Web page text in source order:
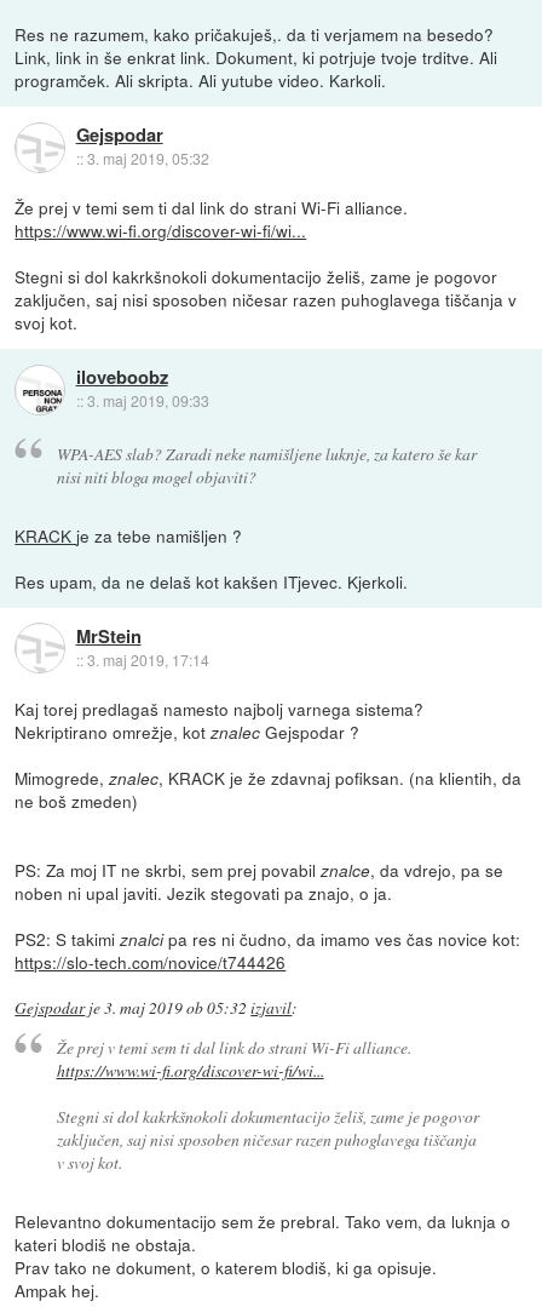
Res ne razumem, kako pričakuješ,. da ti verjamem na besedo?
Link, link in še enkrat link. Dokument, ki potrjuje tvoje trditve. Ali
programček. Ali skripta. Ali yutube video. Karkoli.
Gejspodar
::3. maj 2019, 05:32
Že prej v temi sem ti dal link do strani Wi-Fi alliance.
https://www.wi-fi.org/discover-wi-fi/wi...
Stegni si dol kakrkšnokoli dokumentacijo želiš, zame je pogovor
zaključen, saj nisi sposoben ničesar razen puhoglavega tiščanja v
svoj kot.
iloveboobz
::3. maj 2019, 09:33
WPA-AES slab? Zaradi neke namišljene luknje, za katero še kar
nisi niti bloga mogel objaviti?
KRACKje za tebe namišljen ?
Res upam, da ne delaš kot kakšen ITjevec. Kjerkoli.
MrStein
::3. maj 2019, 17:14
Kaj torej predlagaš namesto najbolj varnega sistema?
Nekriptirano omrežje, kotznalec Gejspodar ?
Mimogrede,znalec, KRACK je že zdavnaj pofiksan. (na klientih, da
ne boš zmeden)
PS: Za moj IT ne skrbi, sem prej povabilznalce, da vdrejo, pa se
noben ni upal javiti. Jezik stegovati pa znajo, o ja.
PS2: S takimiznalcipa res ni čudno, da imamo ves čas novice kot:
https://slo-tech.com/novice/t744426
Gejspodarje3. maj 2019 ob 05:32 izjavil:
Že prej v temi sem ti dal link do strani Wi-Fi alliance.
https://www.wi-fi.org/discover-wi-fi/wi...
Stegni si dol kakrkšnokoli dokumentacijo želiš, zame je pogovor
zaključen, saj nisi sposoben ničesar razen puhoglavega tiščanja
v svoj kot.
Relevantno dokumentacijo sem že prebral. Tako vem, da luknja o
kateri blodiš ne obstaja.
Prav tako ne dokument, o katerem blodiš, ki ga opisuje.
Ampak hej.